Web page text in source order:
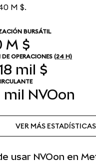
M $.
BURSÁTIL
M $
OPERACIONES (24 H)
mil $
mil NVOon
VER MÁS ESTADÍSTICAS
usar NVOon en